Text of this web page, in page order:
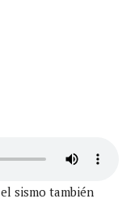
sismo también